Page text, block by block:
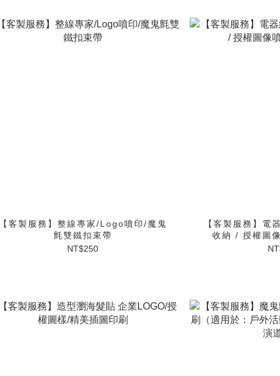
【客製服務】整線專家/Logo噴印/魔鬼
氈雙鐵扣束帶
NT$250
【客製服務】電
收納 / 授權圖